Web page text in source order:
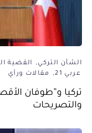
الشأن التركي القضية
عربي 21
مقالات ورأي
تركيا و”طوفان
والتصريحات